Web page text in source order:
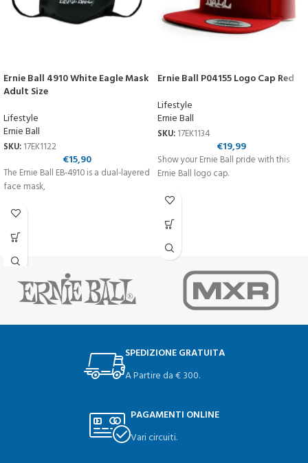
Ernie Ball 4910 White Eagle Mask
Adult Size
Lifestyle
Ernie Ball
SKU: 17EK1122
€15,90
The Ernie Ball EB-4910 is a dual-layered
face mask,
Ernie Ball P04155 Logo Cap Red
Lifestyle
Ernie Ball
SKU: 17EK1134
€19,99
Show your Ernie Ball pride with this
Ernie Ball logo cap.
SPEDIZIONE GRATUITA
A Partire da € 300.
PAGAMENTI ONLINE
Vari circuiti.